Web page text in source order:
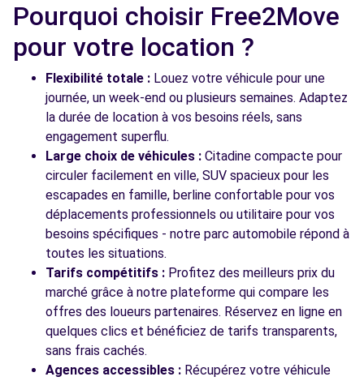
Free2move Rent - S&You - JOINVILLE LE
PONT (P)
5.1
JOINVILLE LE PONT, FR-94, 94340
Voir l'agence
Voir toutes les agences
Pourquoi choisir Free2Move
pour votre location ?
Flexibilité totale : Louez votre véhicule pour une
journée, un week-end ou plusieurs semaines. Adaptez
la durée de location à vos besoins réels, sans
engagement superflu.
Large choix de véhicules : Citadine compacte pour
circuler facilement en ville, SUV spacieux pour les
escapades en famille, berline confortable pour vos
déplacements professionnels ou utilitaire pour vos
besoins spécifiques - notre parc automobile répond à
toutes les situations.
Tarifs compétitifs : Profitez des meilleurs prix du
marché grâce à notre plateforme qui compare les
offres des loueurs partenaires. Réservez en ligne en
quelques clics et bénéficiez de tarifs transparents,
sans frais cachés.
Agences accessibles : Récupérez votre véhicule